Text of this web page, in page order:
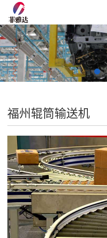
福州辊筒输送机